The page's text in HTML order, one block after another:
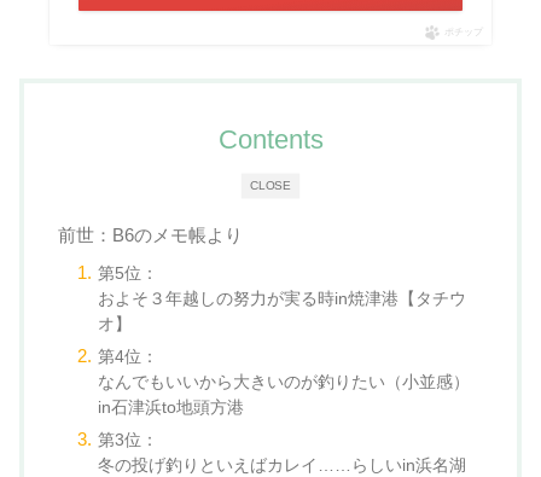
ポチップ
CLOSE
Contents
前世：B6のメモ帳より
第5位：
およそ３年越しの努力が実る時in焼津港【タチウ
オ】
第4位：
なんでもいいから大きいのが釣りたい（小並感）
in石津浜to地頭方港
第3位：
冬の投げ釣りといえばカレイ……らしいin浜名湖